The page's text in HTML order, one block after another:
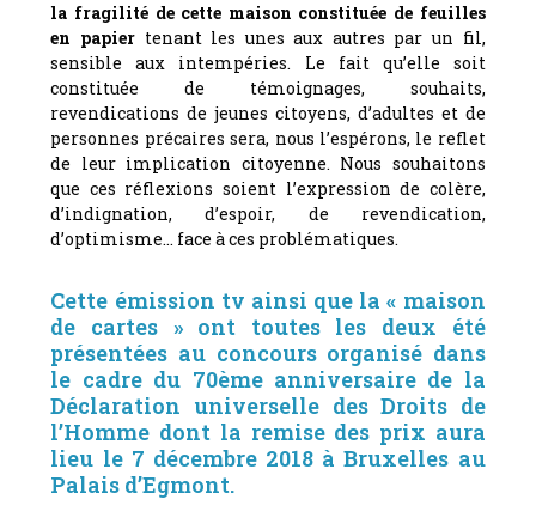
la fragilité de cette maison constituée de feuilles
en papiertenant les unes aux autres par un fil,
sensible aux intempéries. Le fait qu’elle soit
constituée de témoignages, souhaits,
revendications de jeunes citoyens, d’adultes et de
personnes précaires sera, nous l’espérons, le reflet
de leur implication citoyenne. Nous souhaitons
que ces réflexions soient l’expression de colère,
d’indignation, d’espoir, de revendication,
d’optimisme… face à ces problématiques.
Cette émission tv ainsi que la « maison
de cartes » ont toutes les deux été
présentées au concours organisé dans
le cadre du 70ème anniversaire de la
Déclaration universelle des Droits de
l’Homme dont la remise des prix aura
lieu le 7 décembre 2018 à Bruxelles au
Palais d’Egmont.